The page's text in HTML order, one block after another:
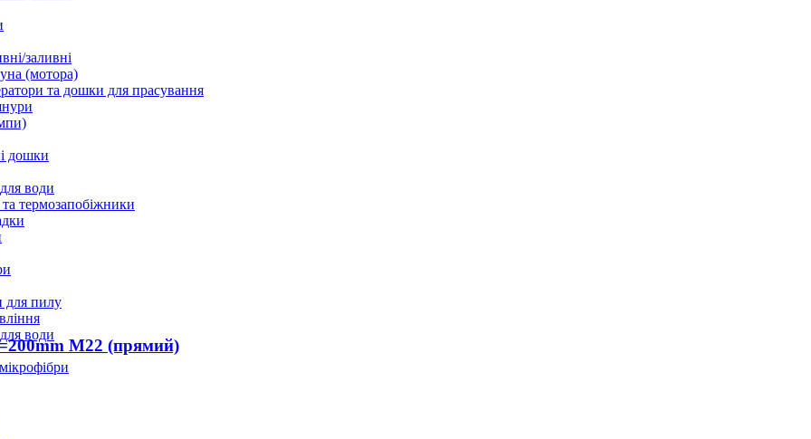
заливні
(мотора)
та дошки для прасування
дошки
води
термозапобіжники
для пилу
води
M22 (прямий)